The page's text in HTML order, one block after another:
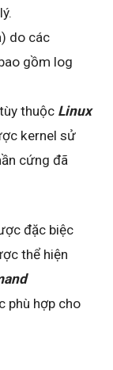
do các
gồm log
thuộc Linux
kernel sử
cứng đã
đặc biệc
thể hiện
phù hợp cho